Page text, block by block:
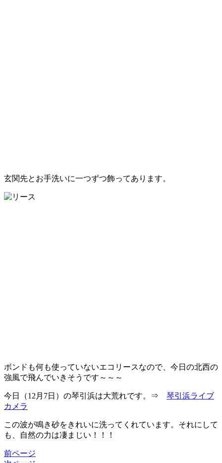
玄関先とお手洗いに一つずつ飾ってあります。
ボンドも何も使っていないエコリースなので、今日の北西の
強風で飛んでいきそうです～～～
今日（12月7日）の琴引浜は大荒れです。⇒ 琴引浜ライブ
カメラ
この波が鳴き砂をきれいに洗ってくれています。それにして
も、自然の力は凄まじい！！！
前ページ